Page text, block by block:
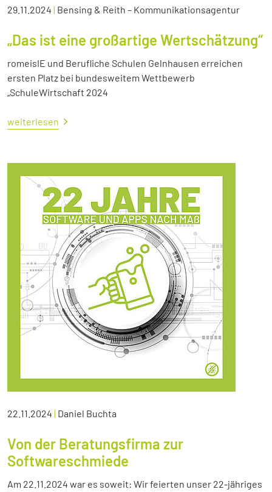
29.11.2024 | Bensing & Reith – Kommunikationsagentur
„Das ist eine großartige Wertschätzung“
romeisIE und Berufliche Schulen Gelnhausen erreichen
ersten Platz bei bundesweitem Wettbewerb
„SchuleWirtschaft 2024
weiterlesen
22.11.2024 | Daniel Buchta
Von der Beratungsfirma zur
Softwareschmiede
Am 22.11.2024 war es soweit: Wir feierten unser 22-jähriges